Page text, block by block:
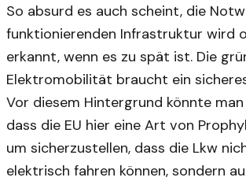
So absurd es auch scheint, die
funktionierenden Infrastruktur wird
erkannt, wenn es zu spät ist. Die
Elektromobilität braucht ein
Vor diesem Hintergrund könnte
dass die EU hier eine Art von
um sicherzustellen, dass die Lkw
elektrisch fahren können, sondern